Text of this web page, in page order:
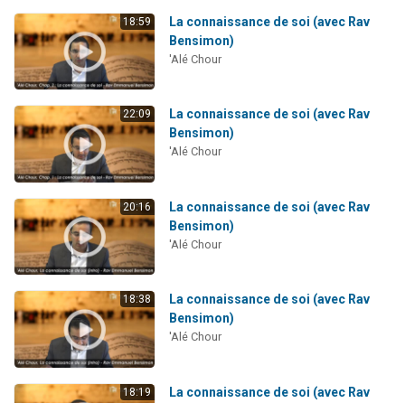
18:59
La connaissance de soi (avec Rav
Bensimon)
'Alé Chour
22:09
La connaissance de soi (avec Rav
Bensimon)
'Alé Chour
20:16
La connaissance de soi (avec Rav
Bensimon)
'Alé Chour
18:38
La connaissance de soi (avec Rav
Bensimon)
'Alé Chour
18:19
La connaissance de soi (avec Rav